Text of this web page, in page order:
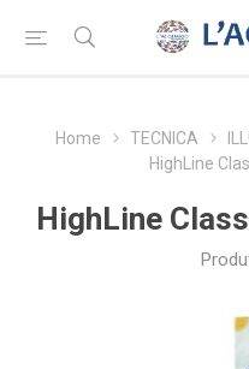
Home TECNICA
HighLine
HighLine